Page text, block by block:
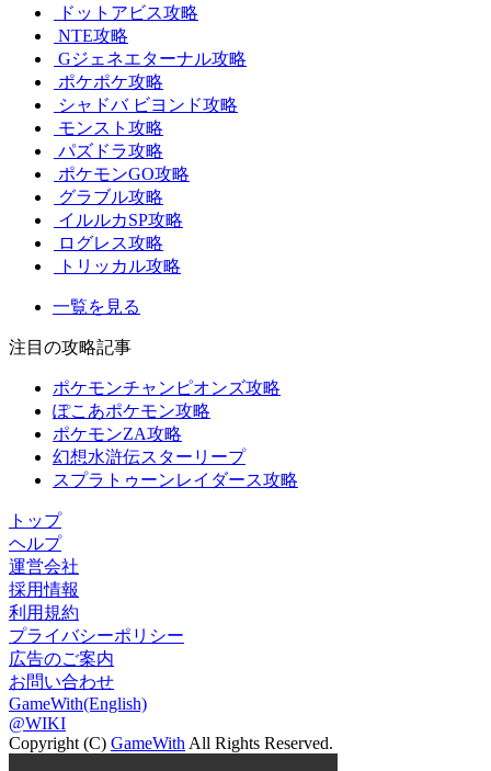
ドットアビス攻略
NTE攻略
Gジェネエターナル攻略
ポケポケ攻略
シャドバ ビヨンド攻略
モンスト攻略
パズドラ攻略
ポケモンGO攻略
グラブル攻略
イルルカSP攻略
ログレス攻略
トリッカル攻略
一覧を見る
注目の攻略記事
ポケモンチャンピオンズ攻略
ぽこあポケモン攻略
ポケモンZA攻略
幻想水滸伝スターリープ
スプラトゥーンレイダース攻略
トップ
ヘルプ
運営会社
採用情報
利用規約
プライバシーポリシー
広告のご案内
お問い合わせ
GameWith(English)
@WIKI
Copyright (C) GameWith All Rights Reserved.